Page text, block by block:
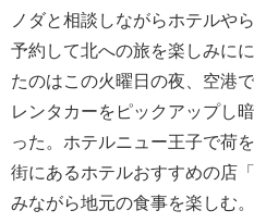
ノダと相談しながらホテルや
予約して北への旅を楽しみに
たのはこの火曜日の夜、空港
レンタカーをピックアップし
った。ホテルニュー王子で荷
街にあるホテルおすすめの店
みながら地元の食事を楽しむ